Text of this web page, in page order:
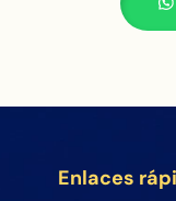
Enlaces